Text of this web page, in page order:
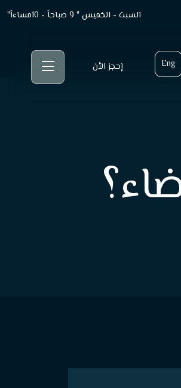
السبت - الخميس " 9 صباحاً - 10مساءاً"
Eng إحجز الأن